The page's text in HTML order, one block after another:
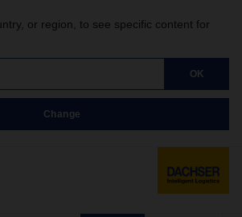
or region, to see specific content for
OK
Change